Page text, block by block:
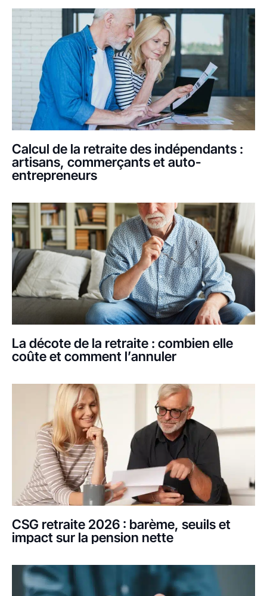
Calcul de la retraite des indépendants :
artisans, commerçants et auto-
entrepreneurs
La décote de la retraite : combien elle
coûte et comment l’annuler
CSG retraite 2026 : barème, seuils et
impact sur la pension nette